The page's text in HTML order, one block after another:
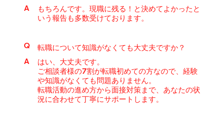
A
もちろんです。現職に残る！と決めてよかったと
いう報告も多数受けております。
Q
転職について知識がなくても大丈夫ですか？
A
はい、大丈夫です。
ご相談者様の7割が転職初めての方なので、経験
や知識がなくても問題ありません。
転職活動の進め方から面接対策まで、あなたの状
況に合わせて丁寧にサポートします。